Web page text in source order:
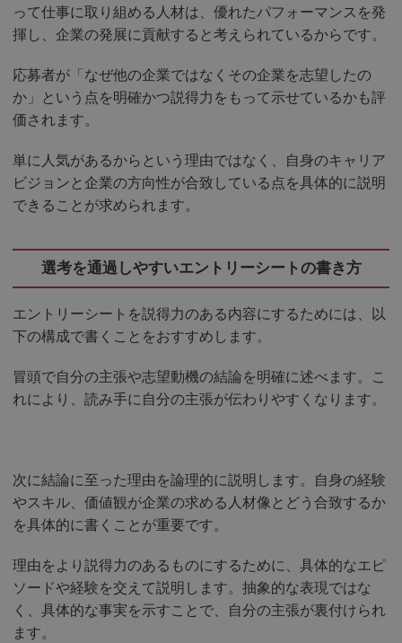
って仕事に取り組める人材は、優れたパフォーマンスを発
揮し、企業の発展に貢献すると考えられているからです。
応募者が「なぜ他の企業ではなくその企業を志望したの
か」という点を明確かつ説得力をもって示せているかも評
価されます。
単に人気があるからという理由ではなく、自身のキャリア
ビジョンと企業の方向性が合致している点を具体的に説明
できることが求められます。
選考を通過しやすいエントリーシートの書き方
エントリーシートを説得力のある内容にするためには、以
下の構成で書くことをおすすめします。
冒頭で自分の主張や志望動機の結論を明確に述べます。こ
れにより、読み手に自分の主張が伝わりやすくなります。
次に結論に至った理由を論理的に説明します。自身の経験
やスキル、価値観が企業の求める人材像とどう合致するか
を具体的に書くことが重要です。
理由をより説得力のあるものにするために、具体的なエピ
ソードや経験を交えて説明します。抽象的な表現ではな
く、具体的な事実を示すことで、自分の主張が裏付けられ
ます。